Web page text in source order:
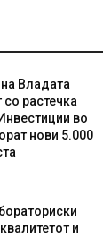
Владата
со растечка
во
нови 5.000
и